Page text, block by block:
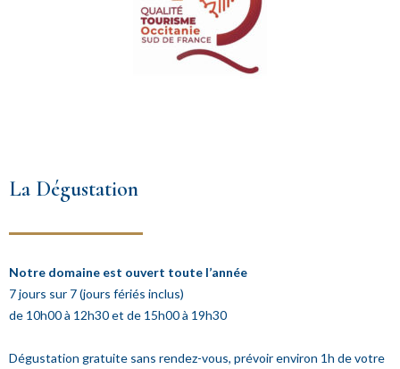
La Dégustation
Notre domaine est ouvert toute l’année
7 jours sur 7 (jours fériés inclus)
de 10h00 à 12h30 et de 15h00 à 19h30
Dégustation gratuite sans rendez-vous, prévoir environ 1h de votre